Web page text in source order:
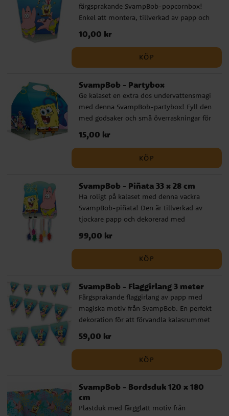
färgsprakande SvampBob-popcornbox!
Enkel att montera, tillverkad av papp och
med måtten 12 x 5 cm. Perfekt för popcorn
på ett roligt kalas. Säljs styckvis.
Pris:10,00 kr
10,00 kr
KÖP
SvampBob - Partybox
Ge kalaset en extra dos undervattensmagi
med denna SvampBob-partybox! Fyll den
med godsaker och små överraskningar för
att göra kalaset oförglömligt. Enkel att
vika ihop, tillverkad av papp och har
Pris:15,00 kr
15,00 kr
KÖP
SvampBob - Piñata 33 x 28 cm
Ha roligt på kalaset med denna vackra
SvampBob-piñata! Den är tillverkad av
tjockare papp och dekorerad med
färgglada motiv från SvamBob. De
hängande snörena gör det enkelt och
spännande för barnen att dra fram
innehållet. Ett prisvänligt val för små fans
Pris :99,00 kr
99,00 kr
KÖP
SvampBob - Flaggirlang 3 meter
Färgsprakande flaggirlang av papp med
magiska motiv från SvampBob. En perfekt
dekoration för att förvandla kalasrummet
till en förtrollande undervattensvärld, full
av vänskap och glädje. Girlangen är cirka 3
Pris:59,00 kr
59,00 kr
KÖP
SvampBob - Bordsduk 120 x 180
cm
Plastduk med färgglatt motiv från